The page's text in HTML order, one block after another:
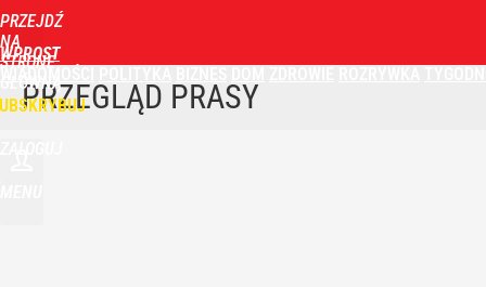
PRZEJDŹ
NA
STRONĘ
GŁÓWNĄ
WPROST
PRZEGLĄD PRASY